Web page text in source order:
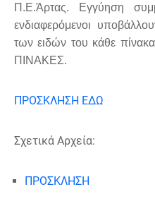
Π.Ε.Άρτας. Εγγύηση
ενδιαφερόμενοι
των ειδών του κάθε
ΠΙΝΑΚΕΣ.
ΠΡΟΣΚΛΗΣΗ ΕΔΩ
Σχετικά Αρχεία:
ΠΡΟΣΚΛΗΣΗ